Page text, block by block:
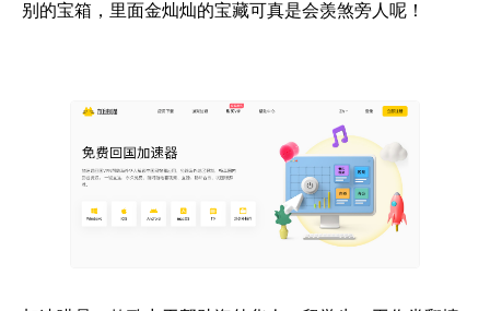
别的宝箱，里面金灿灿的宝藏可真是会羡煞旁人呢！